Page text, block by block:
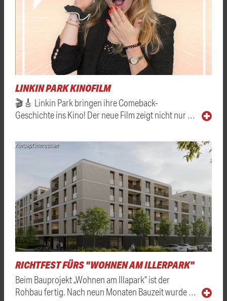
LINKIN PARK KINOFILM
🎬🎸 Linkin Park bringen ihre Comeback-
Geschichte ins Kino! Der neue Film zeigt nicht nur …
Konzept Immobilien
RICHTFEST FÜRS "WOHNEN AM ILLERPARK"
Beim Bauprojekt „Wohnen am Illapark“ ist der
Rohbau fertig. Nach neun Monaten Bauzeit wurde …